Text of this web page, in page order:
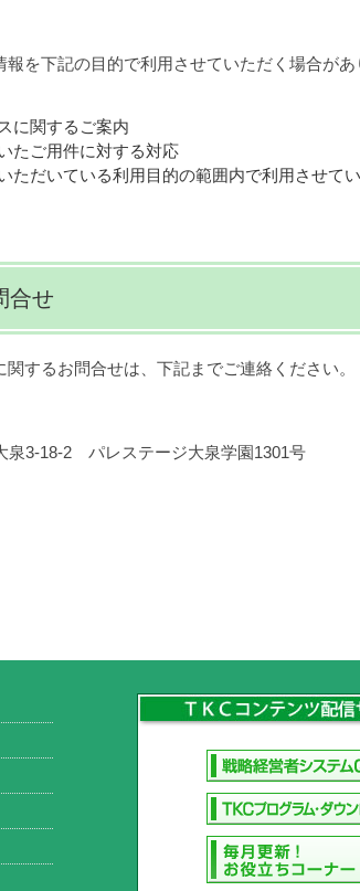
を下記の目的で利用させていただく場合があ
に関するご案内
たご用件に対する対応
ただいている利用目的の範囲内で利用させて
合せ
するお問合せは、下記までご連絡ください。
3-18-2 パレステージ大泉学園1301号